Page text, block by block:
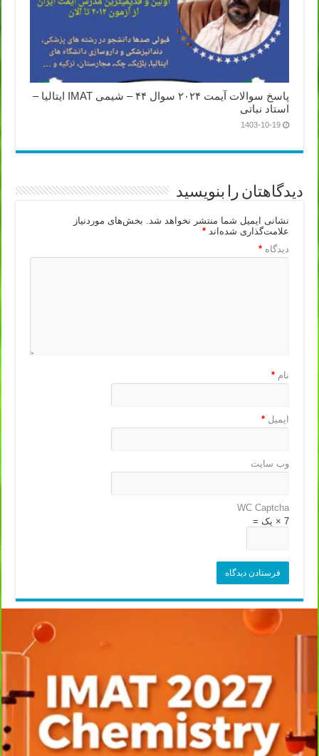
پاسخ سوالات آیمت ۲۰۲۴ سوال ۴۴ – شیمی IMAT ایتالیا –
استاد نباتی
1403-10-19
دیدگاهتان را بنویسید
نشانی ایمیل شما منتشر نخواهد شد. بخش‌های موردنیاز
علامت‌گذاری شده‌اند*
دیدگاه*
نام*
ایمیل*
وب‌ سایت
WC Captcha
7 × یک =